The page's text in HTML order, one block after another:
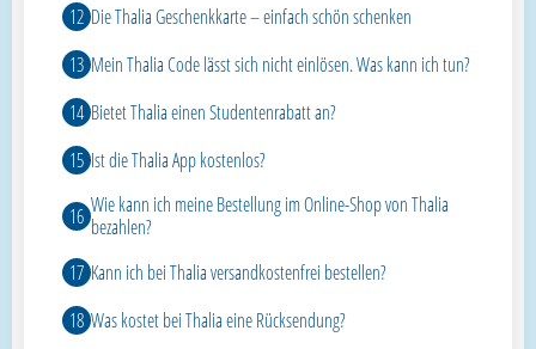
Die Thalia Geschenkkarte – einfach schön schenken
Mein Thalia Code lässt sich nicht einlösen. Was kann ich tun?
Bietet Thalia einen Studentenrabatt an?
Ist die Thalia App kostenlos?
Wie kann ich meine Bestellung im Online-Shop von Thalia
bezahlen?
Kann ich bei Thalia versandkostenfrei bestellen?
Was kostet bei Thalia eine Rücksendung?